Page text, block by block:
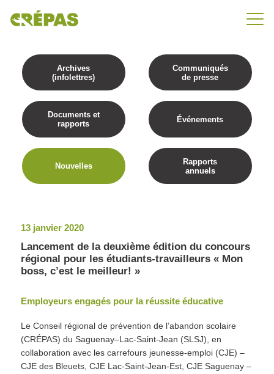
Archives
(infolettres)
Communiqués
de presse
Documents et
rapports
Événements
Nouvelles
Rapports
annuels
13 janvier 2020
Lancement de la deuxième édition du concours
régional pour les étudiants-travailleurs « Mon
boss, c’est le meilleur! »
Employeurs engagés pour la réussite éducative
Le Conseil régional de prévention de l’abandon scolaire
(CRÉPAS) du Saguenay–Lac-Saint-Jean (SLSJ), en
collaboration avec les carrefours jeunesse-emploi (CJE) –
CJE des Bleuets, CJE Lac-Saint-Jean-Est, CJE Saguenay –